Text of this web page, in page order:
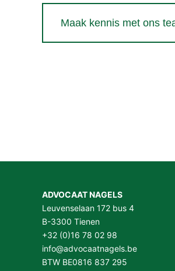
Maak kennis met ons
ADVOCAAT NAGELS
Leuvenselaan 172 bus 4
B-3300 Tienen
+32 (0)16 78 02 98
info@advocaatnagels.be
BTW BE0816 837 295